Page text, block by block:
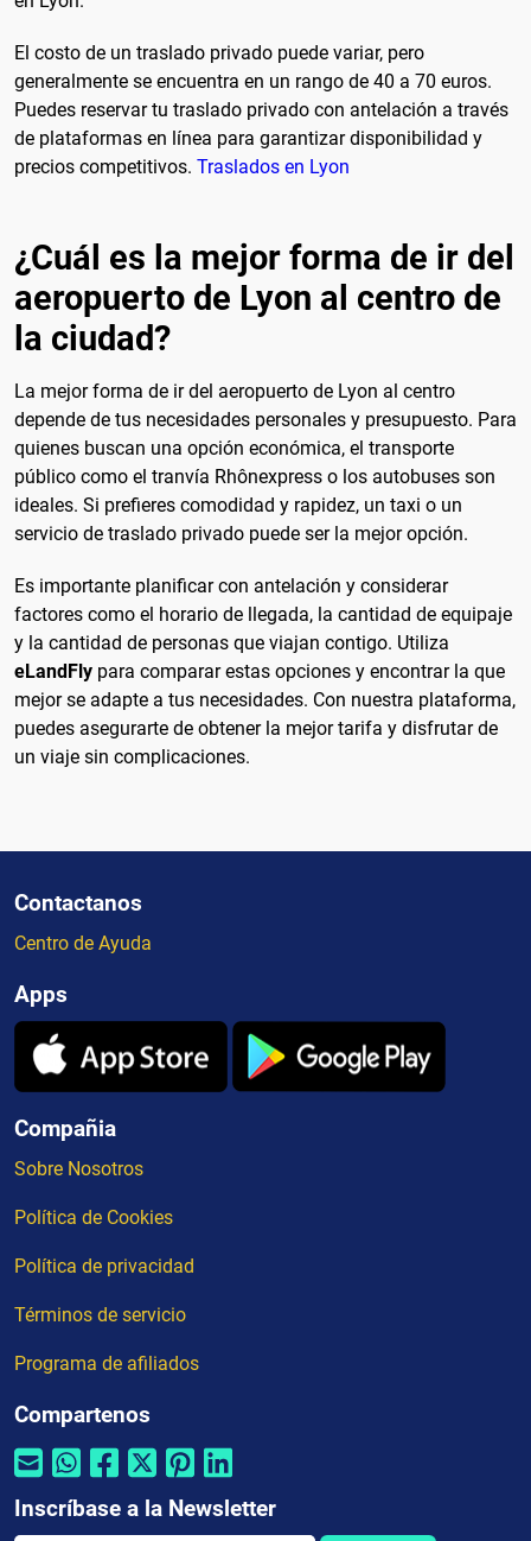
El costo de un traslado privado puede variar, pero
generalmente se encuentra en un rango de 40 a 70 euros.
Puedes reservar tu traslado privado con antelación a través
de plataformas en línea para garantizar disponibilidad y
precios competitivos. Traslados en Lyon
¿Cuál es la mejor forma de ir del
aeropuerto de Lyon al centro de
la ciudad?
La mejor forma de ir del aeropuerto de Lyon al centro
depende de tus necesidades personales y presupuesto. Para
quienes buscan una opción económica, el transporte
público como el tranvía Rhônexpress o los autobuses son
ideales. Si prefieres comodidad y rapidez, un taxi o un
servicio de traslado privado puede ser la mejor opción.
Es importante planificar con antelación y considerar
factores como el horario de llegada, la cantidad de equipaje
y la cantidad de personas que viajan contigo. Utiliza
eLandFly para comparar estas opciones y encontrar la que
mejor se adapte a tus necesidades. Con nuestra plataforma,
puedes asegurarte de obtener la mejor tarifa y disfrutar de
un viaje sin complicaciones.
Contactanos
Centro de Ayuda
Apps
Compañia
Sobre Nosotros
Política de Cookies
Política de privacidad
Términos de servicio
Programa de afiliados
Compartenos
Inscríbase a la Newsletter